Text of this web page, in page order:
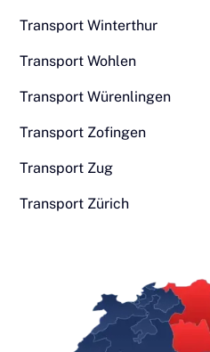
Transport Winterthur
Transport Wohlen
Transport Würenlingen
Transport Zofingen
Transport Zug
Transport Zürich